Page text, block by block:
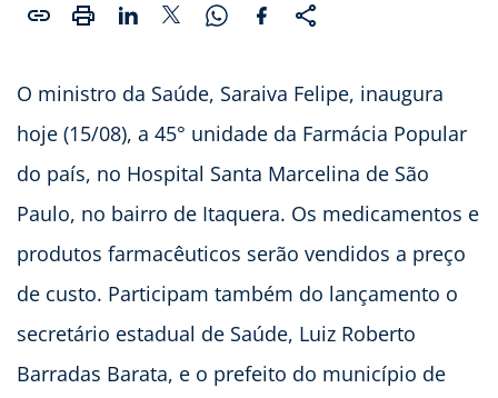
O ministro da Saúde, Saraiva Felipe, inaugura
hoje (15/08), a 45° unidade da Farmácia Popular
do país, no Hospital Santa Marcelina de São
Paulo, no bairro de Itaquera. Os medicamentos e
produtos farmacêuticos serão vendidos a preço
de custo. Participam também do lançamento o
secretário estadual de Saúde, Luiz Roberto
Barradas Barata, e o prefeito do município de